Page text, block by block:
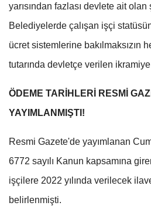
yarısından fazlası devlete ait
Belediyelerde çalışan işçi
ücret sistemlerine bakılmaksızın
tutarında devletçe verilen
ÖDEME TARİHLERİ RESMİ
YAYIMLANMIŞTI!
Resmi Gazete'de yayımlanan
6772 sayılı Kanun kapsamına
işçilere 2022 yılında verilecek
belirlenmişti.